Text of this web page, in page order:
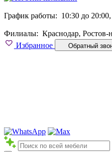
График работы: 10:30 до
Филиалы: Краснодар, Ростов-
Избранное
Обратный